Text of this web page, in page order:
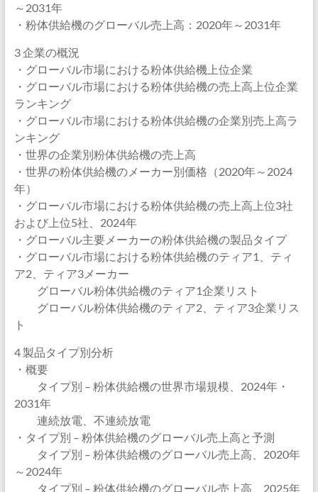
～2031年
・粉体供給機のグローバル売上高：2020年～2031年
3 企業の概況
・グローバル市場における粉体供給機上位企業
・グローバル市場における粉体供給機の売上高上位企業
ランキング
・グローバル市場における粉体供給機の企業別売上高ラ
ンキング
・世界の企業別粉体供給機の売上高
・世界の粉体供給機のメーカー別価格（2020年～2024
年）
・グローバル市場における粉体供給機の売上高上位3社
および上位5社、2024年
・グローバル主要メーカーの粉体供給機の製品タイプ
・グローバル市場における粉体供給機のティア1、ティ
ア2、ティア3メーカー
グローバル粉体供給機のティア1企業リスト
グローバル粉体供給機のティア2、ティア3企業リス
ト
4 製品タイプ別分析
・概要
タイプ別 – 粉体供給機の世界市場規模、2024年・
2031年
連続放電、不連続放電
・タイプ別 – 粉体供給機のグローバル売上高と予測
タイプ別 – 粉体供給機のグローバル売上高、2020年
～2024年
タイプ別 – 粉体供給機のグローバル売上高、2025年